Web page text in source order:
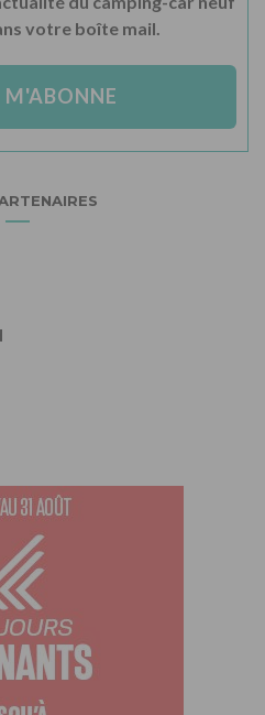
votre boîte mail.
M'ABONNE